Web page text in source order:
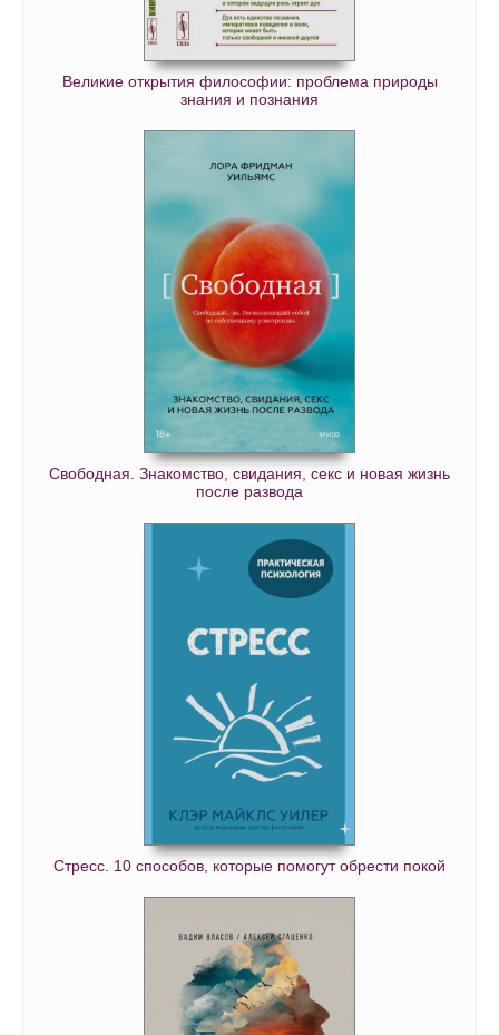
Великие открытия философии: проблема природы
знания и познания
Свободная. Знакомство, свидания, секс и новая жизнь
после развода
Стресс. 10 способов, которые помогут обрести покой